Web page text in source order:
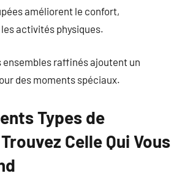
améliorent le confort,
activités physiques.
ensembles raffinés ajoutent un
des moments spéciaux.
Types de
Celle Qui Vous